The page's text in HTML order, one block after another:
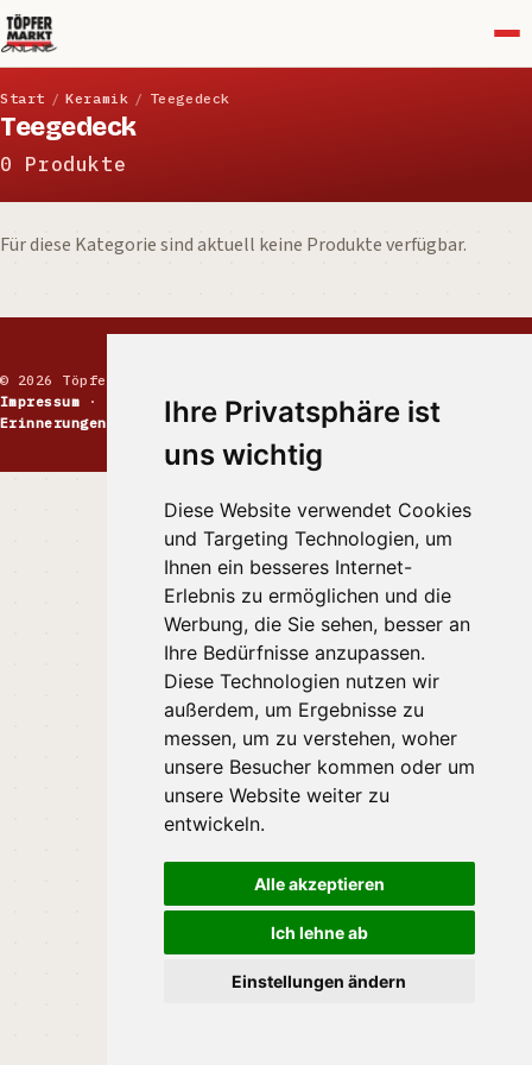
Ihre Privatsphäre ist
uns wichtig
Diese Website verwendet Cookies
und Targeting Technologien, um
Ihnen ein besseres Internet-
Erlebnis zu ermöglichen und die
Werbung, die Sie sehen, besser an
Ihre Bedürfnisse anzupassen.
Diese Technologien nutzen wir
außerdem, um Ergebnisse zu
messen, um zu verstehen, woher
unsere Besucher kommen oder um
unsere Website weiter zu
entwickeln.
Alle akzeptieren
Ich lehne ab
Einstellungen ändern
Start / Keramik / Teegedeck
Teegedeck
0 Produkte
Für diese Kategorie sind aktuell keine Produkte verfügbar.
© 2026 Töpfermarkt · Handgemachte Keramik
Impressum · Kontakt· Datenschutz · Markt melden
·
Erinnerungen